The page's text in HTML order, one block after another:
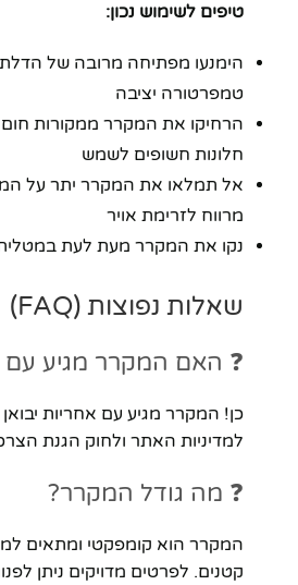
טיפים לשימוש נכון:
הימנעו מפתיחה מרובה של
טמפרטורה יציבה
הרחיקו את המקרר ממקורות חום
חלונות חשופים לשמש
אל תמלאו את המקרר יתר על
מרווח לזרימת אויר
נקו את המקרר מעת לעת
שאלות נפוצות (FAQ)
❓ האם המקרר מגיע עם
כן! המקרר מגיע עם אחריות
למדיניות האתר ולחוק הגנת
❓ מה גודל המקרר?
המקרר הוא קומפקטי ומתאים
קטנים. לפרטים מדויקים ניתן